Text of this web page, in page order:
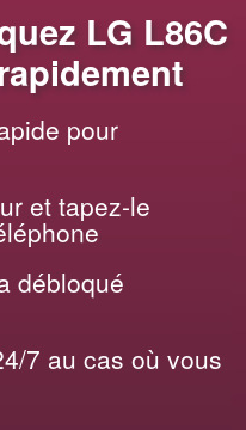
LG L86C
pour
et tapez-le
débloqué
7 au cas où vous